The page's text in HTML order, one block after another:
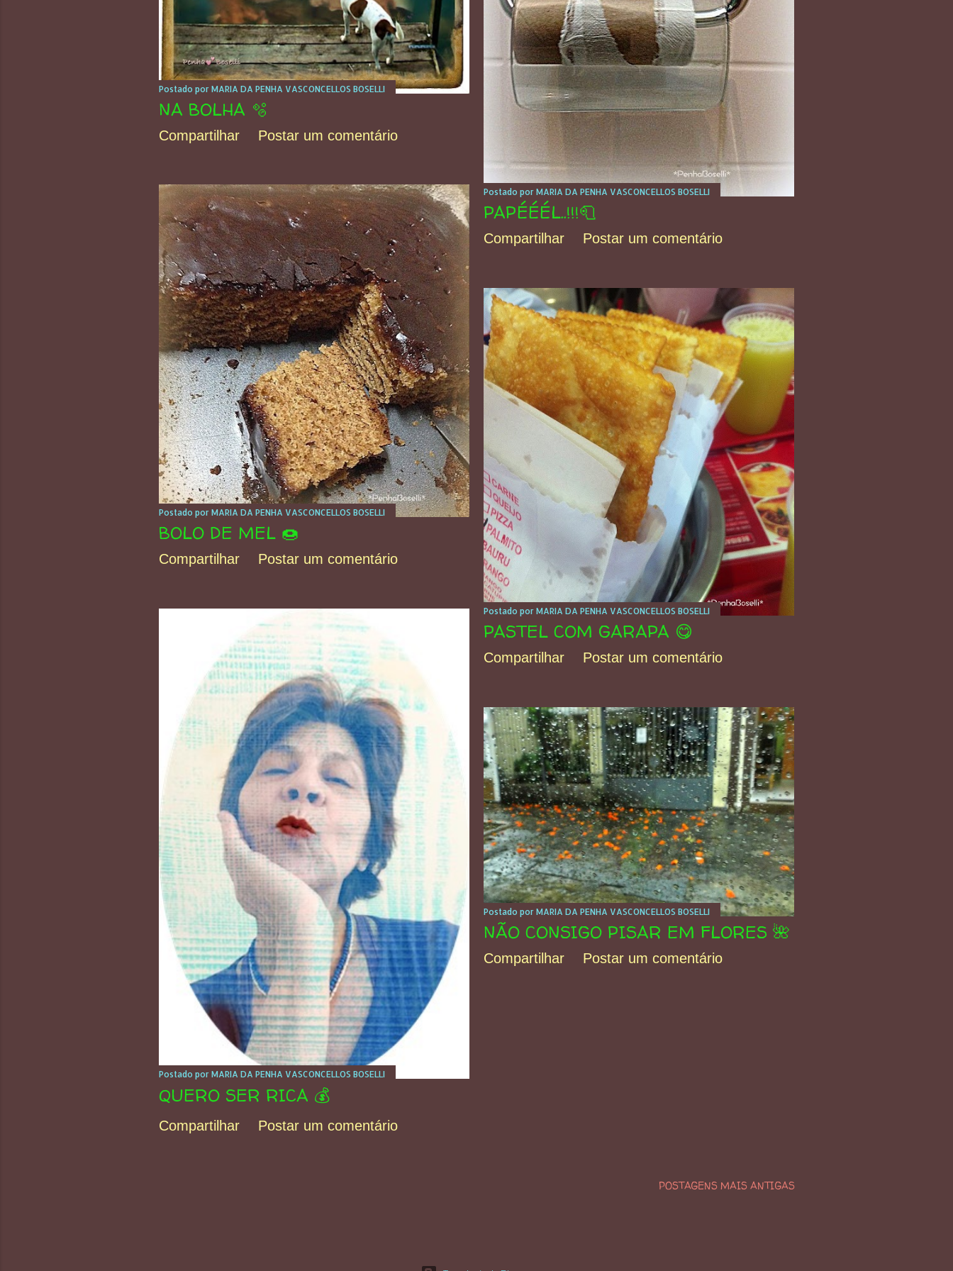
s
Postado por MARIA DA PENHA VASCONCELLOS BOSELLI
NA BOLHA 🫧
Compartilhar Postar um comentário
Postado por MARIA DA PENHA VASCONCELLOS BOSELLI
PAPÉÉÉL..!!!🧻
Compartilhar Postar um comentário
Postado por MARIA DA PENHA VASCONCELLOS BOSELLI
BOLO DE MEL 🍩
Compartilhar Postar um comentário
Postado por MARIA DA PENHA VASCONCELLOS BOSELLI
PASTEL COM GARAPA 😋
Compartilhar Postar um comentário
Postado por MARIA DA PENHA VASCONCELLOS BOSELLI
QUERO SER RICA 💰
Compartilhar Postar um comentário
Postado por MARIA DA PENHA VASCONCELLOS BOSELLI
NÃO CONSIGO PISAR EM FLORES 🌺
Compartilhar Postar um comentário
POSTAGENS MAIS ANTIGAS